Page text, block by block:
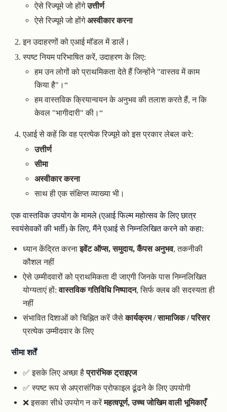
ऐसे रिज्यूमे जो होंगेउत्तीर्ण
ऐसे रिज्यूमे जो होंगेअस्वीकार करना
इन उदाहरणों को एआई मॉडल में डालें।
स्पष्ट नियम परिभाषित करें, उदाहरण के लिए:
हम उन लोगों को प्राथमिकता देते हैं जिन्होंने "वास्तव में काम
किया है"।“
हम वास्तविक क्रियान्वयन के अनुभव की तलाश करते हैं, न कि
केवल "भागीदारी" की।“
एआई से कहें कि वह प्रत्येक रिज्यूमे को इस प्रकार लेबल करे:
उत्तीर्ण
सीमा
अस्वीकार करना
साथ ही एक संक्षिप्त व्याख्या भी।
एक वास्तविक उपयोग के मामले (एआई फिल्म महोत्सव के लिए छात्र
स्वयंसेवकों की भर्ती) के लिए, मैंने एआई से निम्नलिखित करने को कहा:
ध्यान केंद्रित करनाइवेंट ऑप्स, समुदाय, कैंपस अनुभव, तकनीकी
कौशल नहीं
ऐसे उम्मीदवारों को प्राथमिकता दी जाएगी जिनके पास निम्नलिखित
योग्यताएं हों:वास्तविक गतिविधि निष्पादन, सिर्फ क्लब की सदस्यता ही
नहीं
संभावित दिशाओं को चिह्नित करें जैसेकार्यक्रम / सामाजिक / परिसर
प्रत्येक उम्मीदवार के लिए
सीमा शर्तें
✅ इसके लिए अच्छा हैप्रारंभिक ट्राइएज
✅ स्पष्ट रूप से अप्रासंगिक प्रोफाइल ढूंढने के लिए उपयोगी
❌ इसका सीधे उपयोग न करेंमहत्वपूर्ण, उच्च जोखिम वाली भूमिकाएँ